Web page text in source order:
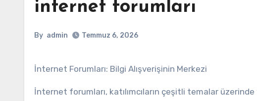
internet forumları
By admin Temmuz 6, 2026
İnternet Forumları: Bilgi Alışverişinin Merkezi
İnternet forumları, katılımcıların çeşitli temalar